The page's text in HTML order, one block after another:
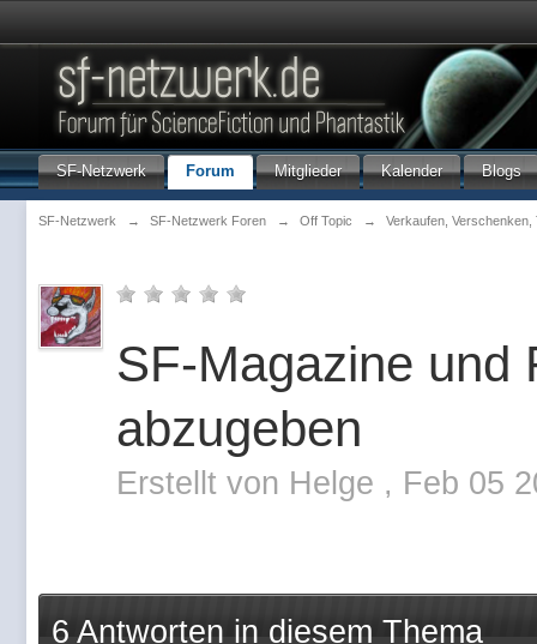
SF-Netzwerk Forum Mitglieder Kalender Blogs
SF-Netzwerk → SF-Netzwerk Foren → Off Topic → Verkaufen, Verschenken,
SF-Magazine und
abzugeben
Erstellt von Helge , Feb 05
6 Antworten in diesem Thema